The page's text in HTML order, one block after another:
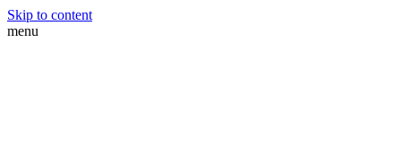
Skip to content
menu